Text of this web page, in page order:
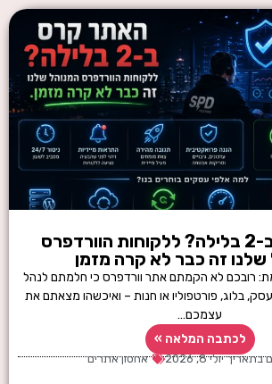
האתר קרס ב-2 בלילה? ללקוחות הוורדפרס
שלנו זה כבר לא קרה מזמן
רובכם לא הקמתם אתר וורדפרס כי חלמתם לנהל
בלוג, פורטפוליו או חנות – ואיכשהו מצאתם את
עצמכם…
לכתבה המלאה »
בתאריך יולי 8, 2026 אחסון אתרים